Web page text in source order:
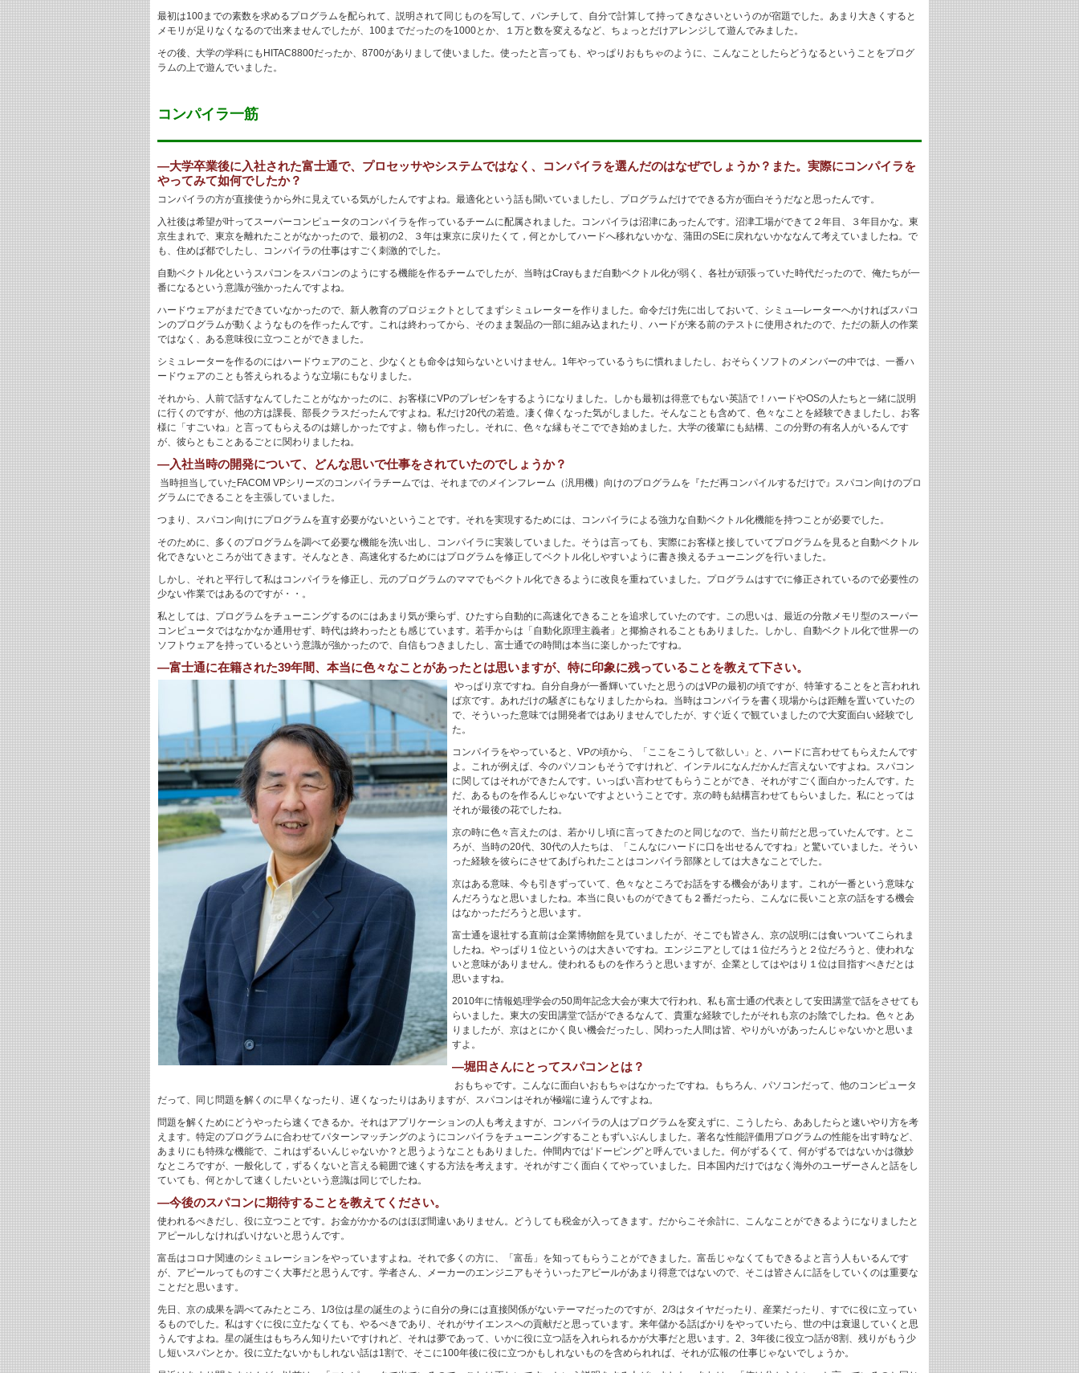
最初は100までの素数を求めるプログラムを配られて、説明されて同じものを写して、パンチして、自分で計算して持ってきなさいというのが宿題でした。あまり大きくすると
メモリが足りなくなるので出来ませんでしたが、100までだったのを1000とか、１万と数を変えるなど、ちょっとだけアレンジして遊んでみました。
その後、大学の学科にもHITAC8800だったか、8700がありまして使いました。使ったと言っても、やっぱりおもちゃのように、こんなことしたらどうなるということをプログ
ラムの上で遊んでいました。
コンパイラ一筋
―大学卒業後に入社された富士通で、プロセッサやシステムではなく、コンパイラを選んだのはなぜでしょうか？また。実際にコンパイラを
やってみて如何でしたか？
コンパイラの方が直接使うから外に見えている気がしたんですよね。最適化という話も聞いていましたし、プログラムだけでできる方が面白そうだなと思ったんです。
入社後は希望が叶ってスーパーコンピュータのコンパイラを作っているチームに配属されました。コンパイラは沼津にあったんです。沼津工場ができて２年目、３年目かな。東
京生まれで、東京を離れたことがなかったので、最初の2、３年は東京に戻りたくて，何とかしてハードへ移れないかな、蒲田のSEに戻れないかななんて考えていましたね。で
も、住めば都でしたし、コンパイラの仕事はすごく刺激的でした。
自動ベクトル化というスパコンをスパコンのようにする機能を作るチームでしたが、当時はCrayもまだ自動ベクトル化が弱く、各社が頑張っていた時代だったので、俺たちが一
番になるという意識が強かったんですよね。
ハードウェアがまだできていなかったので、新人教育のプロジェクトとしてまずシミュレーターを作りました。命令だけ先に出しておいて、シミュ―レーターへかければスパコ
ンのプログラムが動くようなものを作ったんです。これは終わってから、そのまま製品の一部に組み込まれたり、ハードが来る前のテストに使用されたので、ただの新人の作業
ではなく、ある意味役に立つことができました。
シミュレーターを作るのにはハードウェアのこと、少なくとも命令は知らないといけません。1年やっているうちに慣れましたし、おそらくソフトのメンバーの中では、一番ハ
ードウェアのことも答えられるような立場にもなりました。
それから、人前で話すなんてしたことがなかったのに、お客様にVPのプレゼンをするようになりました。しかも最初は得意でもない英語で！ハードやOSの人たちと一緒に説明
に行くのですが、他の方は課長、部長クラスだったんですよね。私だけ20代の若造。凄く偉くなった気がしました。そんなことも含めて、色々なことを経験できましたし、お客
様に「すごいね」と言ってもらえるのは嬉しかったですよ。物も作ったし。それに、色々な縁もそこででき始めました。大学の後輩にも結構、この分野の有名人がいるんです
が、彼らともことあるごとに関わりましたね。
―入社当時の開発について、どんな思いで仕事をされていたのでしょうか？
当時担当していたFACOM VPシリーズのコンパイラチームでは、それまでのメインフレーム（汎用機）向けのプログラムを『ただ再コンパイルするだけで』スパコン向けのプロ
グラムにできることを主張していました。
つまり、スパコン向けにプログラムを直す必要がないということです。それを実現するためには、コンパイラによる強力な自動ベクトル化機能を持つことが必要でした。
そのために、多くのプログラムを調べて必要な機能を洗い出し、コンパイラに実装していました。そうは言っても、実際にお客様と接していてプログラムを見ると自動ベクトル
化できないところが出てきます。そんなとき、高速化するためにはプログラムを修正してベクトル化しやすいように書き換えるチューニングを行いました。
しかし、それと平行して私はコンパイラを修正し、元のプログラムのママでもベクトル化できるように改良を重ねていました。プログラムはすでに修正されているので必要性の
少ない作業ではあるのですが・・。
私としては、プログラムをチューニングするのにはあまり気が乗らず、ひたすら自動的に高速化できることを追求していたのです。この思いは、最近の分散メモリ型のスーパー
コンピュータではなかなか通用せず、時代は終わったとも感じています。若手からは「自動化原理主義者」と揶揄されることもありました。しかし、自動ベクトル化で世界一の
ソフトウェアを持っているという意識が強かったので、自信もつきましたし、富士通での時間は本当に楽しかったですね。
―富士通に在籍された39年間、本当に色々なことがあったとは思いますが、特に印象に残っていることを教えて下さい。
やっぱり京ですね。自分自身が一番輝いていたと思うのはVPの最初の頃ですが、特筆することをと言われれ
ば京です。あれだけの騒ぎにもなりましたからね。当時はコンパイラを書く現場からは距離を置いていたの
で、そういった意味では開発者ではありませんでしたが、すぐ近くで観ていましたので大変面白い経験でし
た。
コンパイラをやっていると、VPの頃から、「ここをこうして欲しい」と、ハードに言わせてもらえたんです
よ。これが例えば、今のパソコンもそうですけれど、インテルになんだかんだ言えないですよね。スパコン
に関してはそれができたんです。いっぱい言わせてもらうことができ、それがすごく面白かったんです。た
だ、あるものを作るんじゃないですよということです。京の時も結構言わせてもらいました。私にとっては
それが最後の花でしたね。
京の時に色々言えたのは、若かりし頃に言ってきたのと同じなので、当たり前だと思っていたんです。とこ
ろが、当時の20代、30代の人たちは、「こんなにハードに口を出せるんですね」と驚いていました。そうい
った経験を彼らにさせてあげられたことはコンパイラ部隊としては大きなことでした。
京はある意味、今も引きずっていて、色々なところでお話をする機会があります。これが一番という意味な
んだろうなと思いましたね。本当に良いものができても２番だったら、こんなに長いこと京の話をする機会
はなかっただろうと思います。
富士通を退社する直前は企業博物館を見ていましたが、そこでも皆さん、京の説明には食いついてこられま
したね。やっぱり１位というのは大きいですね。エンジニアとしては１位だろうと２位だろうと、使われな
いと意味がありません。使われるものを作ろうと思いますが、企業としてはやはり１位は目指すべきだとは
思いますね。
2010年に情報処理学会の50周年記念大会が東大で行われ、私も富士通の代表として安田講堂で話をさせても
らいました。東大の安田講堂で話ができるなんて、貴重な経験でしたがそれも京のお陰でしたね。色々とあ
りましたが、京はとにかく良い機会だったし、関わった人間は皆、やりがいがあったんじゃないかと思いま
すよ。
―堀田さんにとってスパコンとは？
おもちゃです。こんなに面白いおもちゃはなかったですね。もちろん、パソコンだって、他のコンピュータ
だって、同じ問題を解くのに早くなったり、遅くなったりはありますが、スパコンはそれが極端に違うんですよね。
問題を解くためにどうやったら速くできるか。それはアプリケーションの人も考えますが、コンパイラの人はプログラムを変えずに、こうしたら、ああしたらと速いやり方を考
えます。特定のプログラムに合わせてパターンマッチングのようにコンパイラをチューニングすることもずいぶんしました。著名な性能評価用プログラムの性能を出す時など、
あまりにも特殊な機能で、これはずるいんじゃないか？と思うようなこともありました。仲間内では‘ドーピング’と呼んでいました。何がずるくて、何がずるではないかは微妙
なところですが、一般化して，ずるくないと言える範囲で速くする方法を考えます。それがすごく面白くてやっていました。日本国内だけではなく海外のユーザーさんと話をし
ていても、何とかして速くしたいという意識は同じでしたね。
―今後のスパコンに期待することを教えてください。
使われるべきだし、役に立つことです。お金がかかるのはほぼ間違いありません。どうしても税金が入ってきます。だからこそ余計に、こんなことができるようになりましたと
アピールしなければいけないと思うんです。
富岳はコロナ関連のシミュレーションをやっていますよね。それで多くの方に、「富岳」を知ってもらうことができました。富岳じゃなくてもできるよと言う人もいるんです
が、アピールってものすごく大事だと思うんです。学者さん、メーカーのエンジニアもそういったアピールがあまり得意ではないので、そこは皆さんに話をしていくのは重要な
ことだと思います。
先日、京の成果を調べてみたところ、1/3位は星の誕生のように自分の身には直接関係がないテーマだったのですが、2/3はタイヤだったり、産業だったり、すでに役に立ってい
るものでした。私はすぐに役に立たなくても、やるべきであり、それがサイエンスへの貢献だと思っています。来年儲かる話ばかりをやっていたら、世の中は衰退していくと思
うんですよね。星の誕生はもちろん知りたいですけれど、それは夢であって、いかに役に立つ話を入れられるかが大事だと思います。2、3年後に役立つ話が8割、残りがもう少
し短いスパンとか。役に立たないかもしれない話は1割で、そこに100年後に役に立つかもしれないものを含められれば、それが広報の仕事じゃないでしょうか。